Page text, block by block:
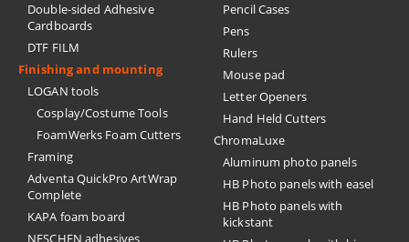
Double-sided Adhesive
Cardboards
DTF FILM
Finishing and mounting
LOGAN tools
Cosplay/Costume Tools
FoamWerks Foam Cutters
Framing
Adventa QuickPro ArtWrap
Complete
KAPA foam board
NESCHEN adhesives
Pencil Cases
Pens
Rulers
Mouse pad
Letter Openers
Hand Held Cutters
ChromaLuxe
Aluminum photo panels
HB Photo panels with easel
HB Photo panels with
kickstant